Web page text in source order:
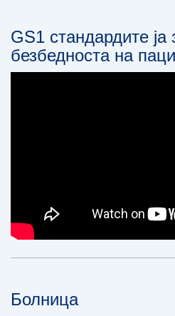
GS1 стандардите ја
безбедноста на
Болница